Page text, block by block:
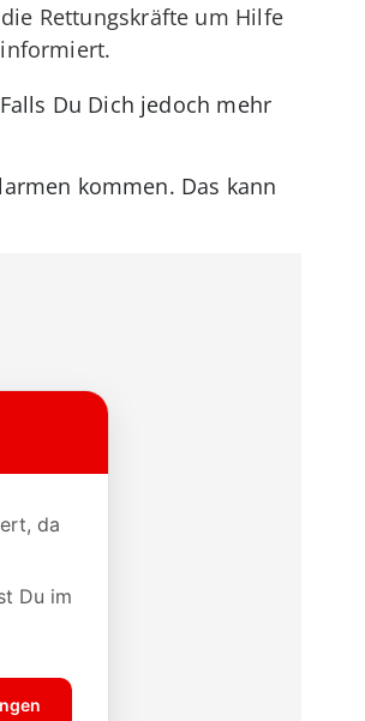
Rettungskräfte um Hilfe
Du Dich jedoch mehr
kommen. Das kann